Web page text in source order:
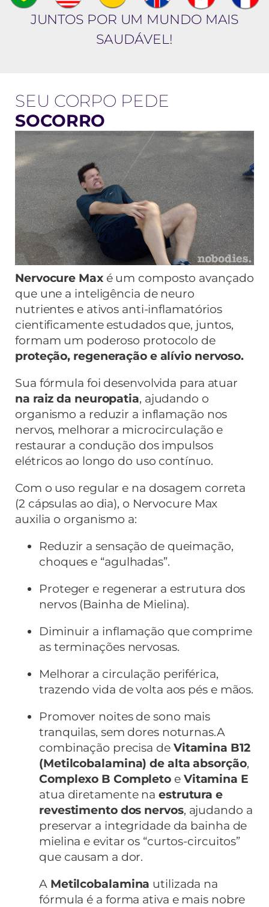
JUNTOS POR UM MUNDO MAIS
SAUDÁVEL!
SEU CORPO PEDE
SOCORRO
Nervocure Maxé um composto avançado
que une a inteligência de neuro
nutrientes e ativos anti-inflamatórios
cientificamente estudados que, juntos,
formam um poderoso protocolo de
proteção, regeneração e alívio nervoso.
Sua fórmula foi desenvolvida para atuar
na raiz da neuropatia, ajudando o
organismo a reduzir a inflamação nos
nervos, melhorar a microcirculação e
restaurar a condução dos impulsos
elétricos ao longo do uso contínuo.
Com o uso regular e na dosagem correta
(2 cápsulas ao dia), o Nervocure Max
auxilia o organismo a:
Reduzir a sensação de queimação,
choques e “agulhadas”.
Proteger e regenerar a estrutura dos
nervos (Bainha de Mielina).
Diminuir a inflamação que comprime
as terminações nervosas.
Melhorar a circulação periférica,
trazendo vida de volta aos pés e mãos.
Promover noites de sono mais
tranquilas, sem dores noturnas.A
combinação precisa de Vitamina B12
(Metilcobalamina) de alta absorção,
Complexo B Completo e Vitamina E
atua diretamente na estrutura e
revestimento dos nervos, ajudando a
preservar a integridade da bainha de
mielina e evitar os “curtos-circuitos”
que causam a dor.
A Metilcobalamina utilizada na
fórmula é a forma ativa e mais nobre